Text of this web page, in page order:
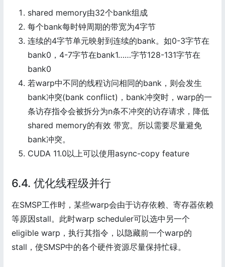
shared memory由32个bank组成
每个bank每时钟周期的带宽为4字节
连续的4字节单元映射到连续的bank。如0-3字节在
bank0，4-7字节在bank1……字节128-131字节在
bank0
若warp中不同的线程访问相同的bank，则会发生
bank冲突(bank conflict)，bank冲突时，warp的一
条访存指令会被拆分为n条不冲突的访存请求，降低
shared memory的有效 带宽。所以需要尽量避免
bank冲突。
CUDA 11.0以上可以使用async-copy feature
6.4. 优化线程级并行
在SMSP工作时，某些warp会由于访存依赖、寄存器依赖
等原因stall。此时warp scheduler可以选中另一个
eligible warp，执行其指令，以隐藏前一个warp的
stall，使SMSP中的各个硬件资源尽量保持忙碌。